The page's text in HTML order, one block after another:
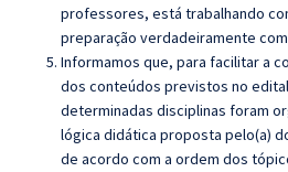
professores, está trabalhando
preparação verdadeiramente
Informamos que, para facilitar a
dos conteúdos previstos no
determinadas disciplinas foram
lógica didática proposta pelo(a)
de acordo com a ordem dos